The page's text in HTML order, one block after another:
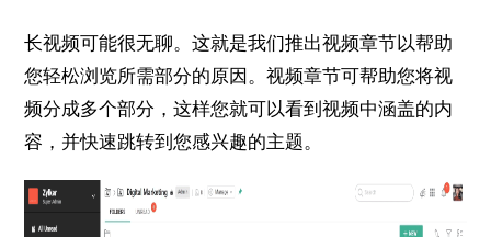
长视频可能很无聊。这就是我们推出视频章节以帮助
您轻松浏览所需部分的原因。视频章节可帮助您将视
频分成多个部分，这样您就可以看到视频中涵盖的内
容，并快速跳转到您感兴趣的主题。